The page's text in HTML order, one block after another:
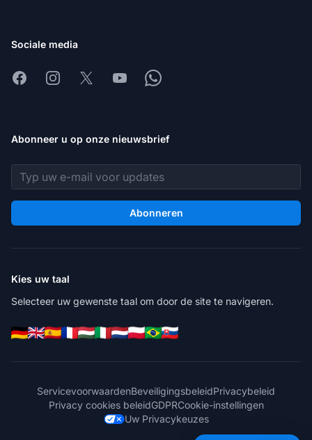
Sociale media
FacebookInstagram
X YoutubeWhatsapp
Abonneer u op onze nieuwsbrief
E-mailadres
Abonneren
Kies uw taal
Selecteer uw gewenste taal om door de site te navigeren.
ServicevoorwaardenBeveiligingsbeleidPrivacybeleid
Privacy cookies beleidGDPRCookie-instellingen
Uw Privacykeuzes